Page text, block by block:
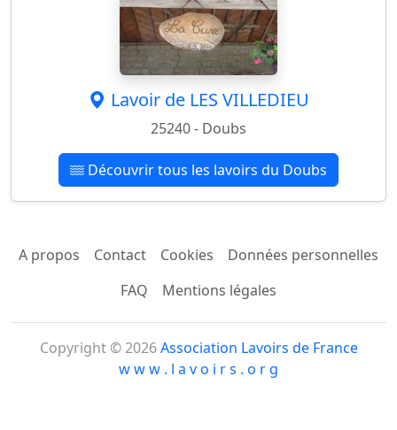
Lavoir de LES VILLEDIEU
25240 - Doubs
Découvrir tous les lavoirs du Doubs
A propos Contact Cookies
Données personnelles
FAQ
Mentions légales
Copyright © 2026Association Lavoirs de France
w w w . l a v o i r s . o r g